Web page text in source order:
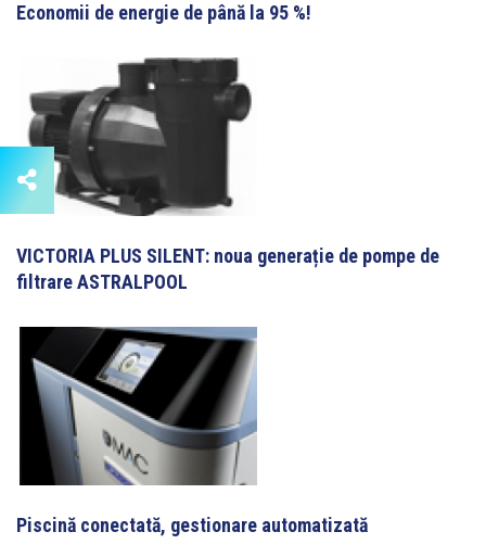
Economii de energie de până la 95 %!
VICTORIA PLUS SILENT: noua generație de pompe de
filtrare ASTRALPOOL
Piscină conectată, gestionare automatizată